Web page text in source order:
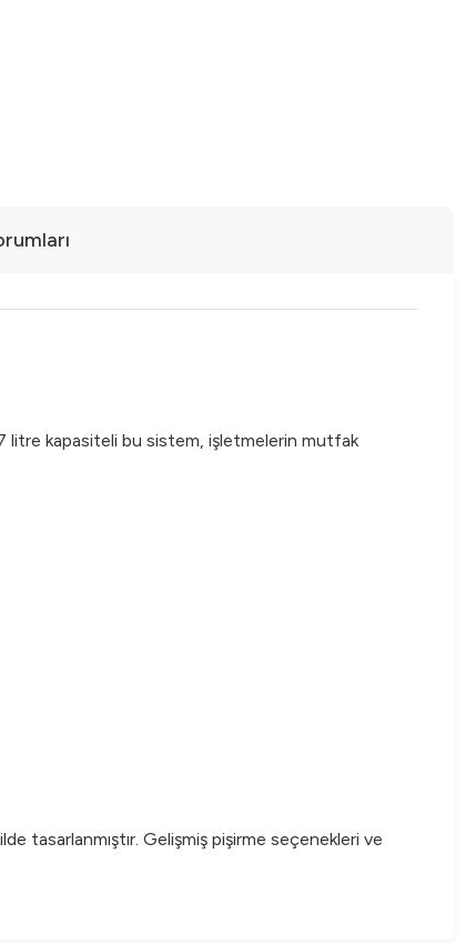
litre kapasiteli bu sistem, işletmelerin mutfak
tasarlanmıştır. Gelişmiş pişirme seçenekleri ve